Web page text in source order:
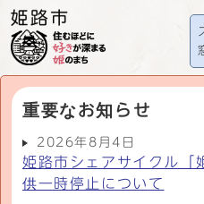
重要なお知らせ
2026年8月4日
姫路市シェアサイクル「
供一時停止について